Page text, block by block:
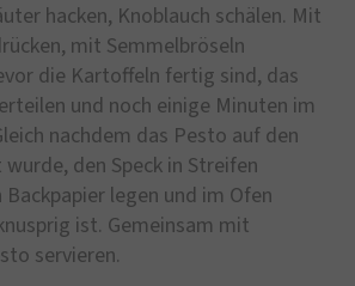
hacken, Knoblauch schälen. Mit
mit Semmelbröseln
die Kartoffeln fertig sind, das
und noch einige Minuten im
nachdem das Pesto auf den
den Speck in Streifen
legen und im Ofen
ist. Gemeinsam mit
servieren.